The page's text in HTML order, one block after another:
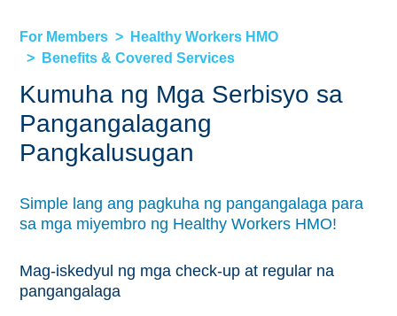
For Members
Healthy Workers HMO
Benefits & Covered Services
Kumuha ng Mga Serbisyo sa
Pangangalagang
Pangkalusugan
Simple lang ang pagkuha ng pangangalaga para
sa mga miyembro ng Healthy Workers HMO!
Mag-iskedyul ng mga check-up at regular na
pangangalaga